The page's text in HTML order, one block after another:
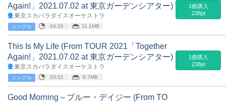
Again!」2021.07.02 at 東京ガーデンシアター)
東京スカパラダイスオーケストラ
シングル 04:26 11.1MB
1曲購入
238pt
This Is My Life (From TOUR 2021「Together
Again!」2021.07.02 at 東京ガーデンシアター)
東京スカパラダイスオーケストラ
シングル 03:51 9.7MB
1曲購入
238pt
Good Morning～ブルー・デイジー (From TO